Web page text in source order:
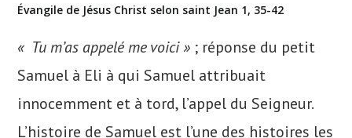
Évangile de Jésus Christ selon saint Jean 1, 35-42
« Tu m’as appelé me voici » ; réponse du petit
Samuel à Eli à qui Samuel attribuait
innocemment et à tord, l’appel du Seigneur.
L’histoire de Samuel est l’une des histoires les